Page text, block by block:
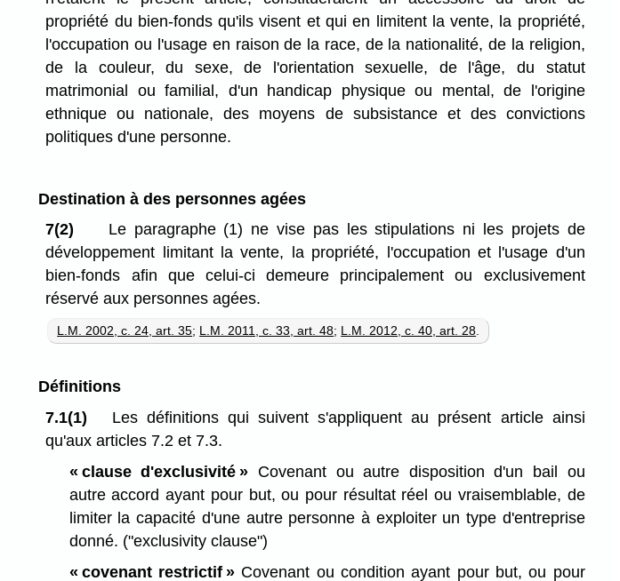
propriété du bien-fonds qu'ils visent et qui en limitent la vente, la propriété,
l'occupation ou l'usage en raison de la race, de la nationalité, de la religion,
de la couleur, du sexe, de l'orientation sexuelle, de l'âge, du statut
matrimonial ou familial, d'un handicap physique ou mental, de l'origine
ethnique ou nationale, des moyens de subsistance et des convictions
politiques d'une personne.
Destination à des personnes agées
7(2)
Le paragraphe (1) ne vise pas les stipulations ni les projets de
développement limitant la vente, la propriété, l'occupation et l'usage d'un
bien-fonds afin que celui-ci demeure principalement ou exclusivement
réservé aux personnes agées.
L.M. 2002, c. 24, art. 35; L.M. 2011, c. 33, art. 48; L.M. 2012, c. 40, art. 28
Définitions
7.1(1)
Les définitions qui suivent s'appliquent au présent article ainsi
qu'aux articles 7.2 et 7.3.
« clause d'exclusivité » Covenant ou autre disposition d'un bail ou
autre accord ayant pour but, ou pour résultat réel ou vraisemblable, de
limiter la capacité d'une autre personne à exploiter un type d'entreprise
donné. ("exclusivity clause")
« covenant restrictif » Covenant ou condition ayant pour but, ou pour